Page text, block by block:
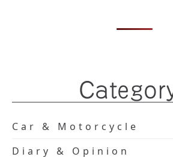
Car & Motorcycle
Diary & Opinion